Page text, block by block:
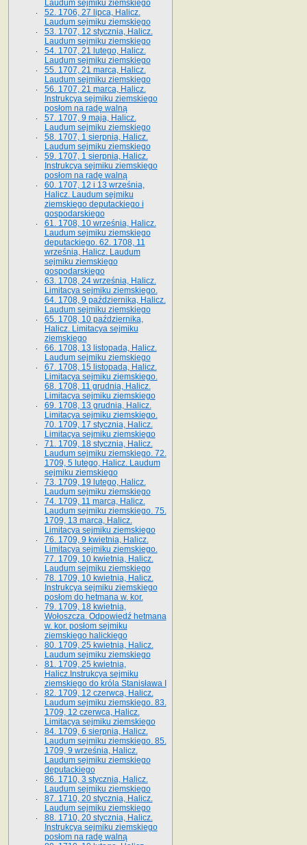
Laudum sejmiku ziemskiego
52. 1706, 27 lipca, Halicz.
Laudum sejmiku ziemskiego
53. 1707, 12 stycznia, Halicz.
Laudum sejmiku ziemskiego
54. 1707, 21 lutego, Halicz.
Laudum sejmiku ziemskiego
55. 1707, 21 marca, Halicz.
Laudum sejmiku ziemskiego
56. 1707, 21 marca, Halicz.
Instrukcya sejmiku ziemskiego
posłom na radę walną
57. 1707, 9 maja, Halicz.
Laudum sejmiku ziemskiego
58. 1707, 1 sierpnia, Halicz.
Laudum sejmiku ziemskiego
59. 1707, 1 sierpnia, Halicz.
Instrukcya sejmiku ziemskiego
posłom na radę walną
60. 1707, 12 i 13 września,
Halicz. Laudum sejmiku
ziemskiego deputackiego i
gospodarskiego
61. 1708, 10 września, Halicz.
Laudum sejmiku ziemskiego
deputackiego. 62. 1708, 11
września, Halicz. Laudum
sejmiku ziemskiego
gospodarskiego
63. 1708, 24 września, Halicz.
Limitacya sejmiku ziemskiego.
64. 1708, 9 października, Halicz.
Laudum sejmiku ziemskiego
65­. 1708, 10 października,
Halicz. Limitacya sejmiku
ziemskiego
66. 1708, 13 listopada, Halicz.
Laudum sejmiku ziemskiego
67. 1708, 15 listopada, Halicz.
Limitacya sejmiku ziemskiego.
68. 1708, 11 grudnia, Halicz.
Limitacya sejmiku ziemskiego
69. 1708, 13 grudnia, Halicz.
Limitacya sejmiku ziemskiego.
70. 1709, 17 stycznia, Halicz.
Limitacya sejmiku ziemskiego
71. 1709, 18 stycznia, Halicz.
Laudum sejmiku ziemskiego. 72.
1709, 5 lutego, Halicz. Laudum
sejmiku ziemskiego
73. 1709, 19 lutego, Halicz.
Laudum sejmiku ziemskiego
74. 1709, 11 marca, Halicz.
Laudum sejmiku ziemskiego. 75.
1709, 13 marca, Halicz.
Limitacya sejmiku ziemskiego
76. 1709, 9 kwietnia, Halicz.
Limitacya sejmiku ziemskiego.
77. 1709, 10 kwietnia, Halicz.
Laudum sejmiku ziemskiego
78. 1709, 10 kwietnia, Halicz.
Instrukcya sejmiku ziemskiego
posłom do hetmana w. kor.
79. 1709, 18 kwietnia,
Wołoszcza. Odpowiedź hetmana
w. kor. posłom sejmiku
ziemskiego halickiego
80. 1709, 25 kwietnia, Halicz.
Laudum sejmiku ziemskiego
81. 1709, 25 kwietnia,
Halicz.Instrukcya sejmiku
ziemskiego do króla Stanisława I
82. 1709, 12 czerwca, Halicz.
Laudum sejmiku ziemskiego. 83.
1709, 12 czerwca, Halicz.
Limitacya sejmiku ziemskiego
84. 1709, 6 sierpnia, Halicz.
Laudum sejmiku ziemskiego. 85.
1709, 9 września, Halicz.
Laudum sejmiku ziemskiego
deputackiego
86. 1710, 3 stycznia, Halicz.
Laudum sejmiku ziemskiego
87. 1710, 20 stycznia, Halicz.
Laudum sejmiku ziemskiego
88. 1710, 20 stycznia, Halicz.
Instrukcya sejmiku ziemskiego
posłom na radę walną